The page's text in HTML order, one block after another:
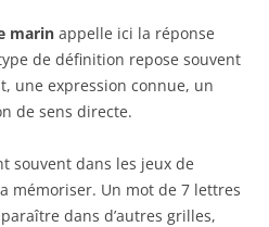
marin appelle ici la réponse
de définition repose souvent
une expression connue, un
de sens directe.
souvent dans les jeux de
mémoriser. Un mot de 7 lettres
dans d’autres grilles,